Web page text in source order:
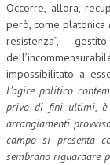
Occorre, allora,
però, come platonica
resistenza”,
impossibilitato a
L’agire politico
privo di fini ultimi, è
arrangiamenti
campo si presenta
sembrano riguardare